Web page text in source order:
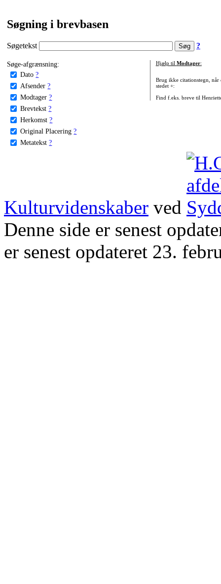
Søgning i brevbasen
Søgetekst ?
Søge-afgrænsning:
Dato ?
Afsender ?
Modtager ?
Brevtekst ?
Herkomst ?
Original Placering ?
Metatekst ?
Hjælp til Modtager:
Brug ikke citationstegn, når
stedet +:
Find f.eks. breve til
Kulturvidenskaber ved
Denne side er senest
er senest opdateret 23.